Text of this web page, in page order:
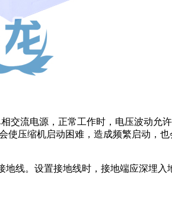
交流电源，正常工作时，电压波动允
压缩机启动困难，造成频繁启动，
线。设置接地线时，接地端应深埋